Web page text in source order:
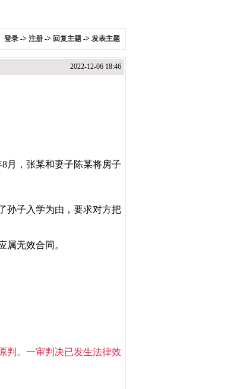
登录 -> 注册 -> 回复主题 -> 发表主题
2022-12-06 18:46
月，张某和妻子陈某将房子
孙子入学为由，要求对方把
无效合同。
判。一审判决已发生法律效